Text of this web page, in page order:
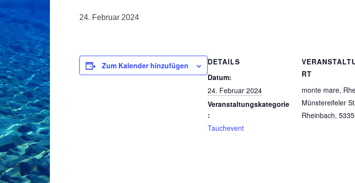
24. Februar 2024
Zum Kalender hinzufügen
DETAILS
Datum:
24. Februar 2024
Veranstaltungskategorie
:
Tauchevent
RT
monte mare,
Münstereifeler
Rheinbach,